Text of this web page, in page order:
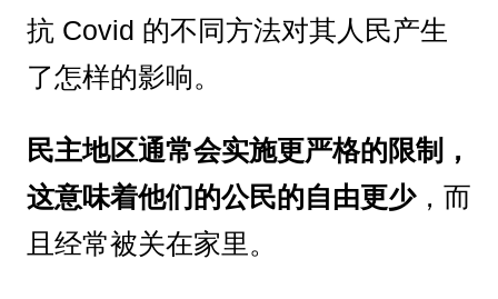
抗 Covid 的不同方法对其人民产生
了怎样的影响。
民主地区通常会实施更严格的限制，
这意味着他们的公民的自由更少，而
且经常被关在家里。